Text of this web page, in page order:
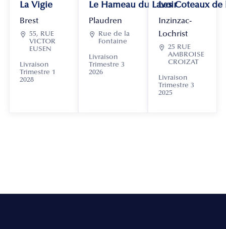
La Vigie
Brest
 55, RUE
VICTOR
EUSEN
Livraison
Trimestre 1
2028
Le Hameau du Lavoir
Plaudren

Rue de la
Fontaine
Livraison
Trimestre 3
2026
Les Coteaux
Inzinzac-
Lochrist
 25 RUE
AMBROISE
CROIZAT
Livraison
Trimestre 3
2025